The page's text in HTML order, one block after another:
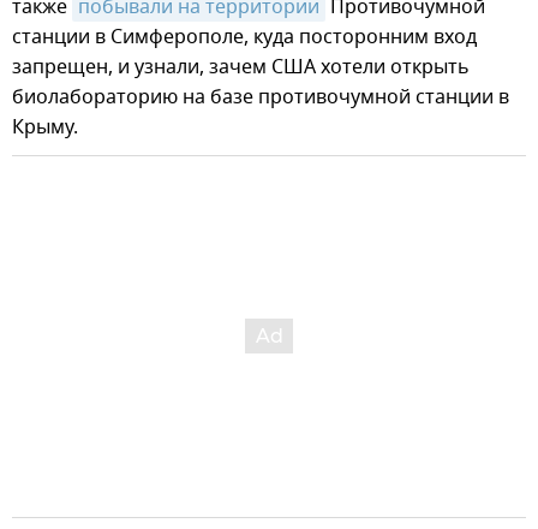
также побывали на территории Противочумной
станции в Симферополе, куда посторонним вход
запрещен, и узнали, зачем США хотели открыть
биолабораторию на базе противочумной станции в
Крыму.